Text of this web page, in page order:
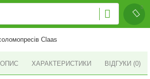
Claas
ОПИС ХАРАКТЕРИСТИКИ ВІДГУКИ (0)